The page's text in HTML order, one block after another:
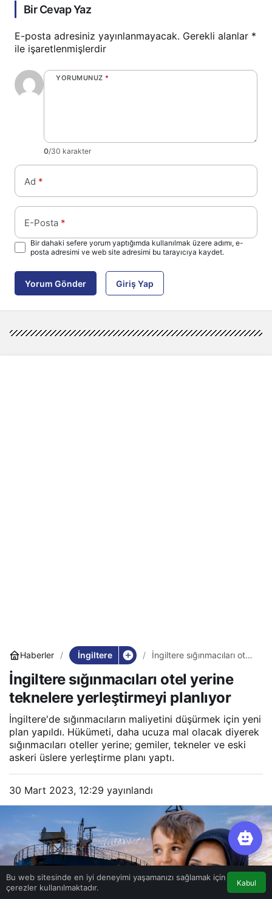
Bir Cevap Yaz
E-posta adresiniz yayınlanmayacak. Gerekli alanlar *
ile işaretlenmişlerdir
YORUMUNUZ *
0/30 karakter
Ad *
E-Posta *
Bir dahaki sefere yorum yaptığımda kullanılmak üzere adımı, e-
posta adresimi ve web site adresimi bu tarayıcıya kaydet.
Yorum Gönder Giriş Yap
Haberler İngiltere
İngiltere sığınmacıları otel
yerleştirmeyi planlıyor
İngiltere sığınmacıları otel yerine
teknelere yerleştirmeyi planlıyor
İngiltere'de sığınmacıların maliyetini düşürmek için yeni
plan yapıldı. Hükümeti, daha ucuza mal olacak diyerek
sığınmacıları oteller yerine; gemiler, tekneler ve eski
askeri üslere yerleştirme planı yaptı.
30 Mart 2023, 12:29 yayınlandı
Bu web sitesinde en iyi deneyimi yaşamanızı sağlamak için
çerezler kullanılmaktadır.
Kabul